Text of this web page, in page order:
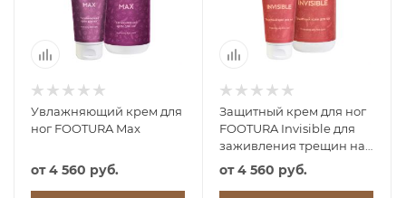
Увлажняющий крем для
ног FOOTURA Max
от4 560 руб.
Защитный крем для ног
FOOTURA Invisible для
заживления трещин на
стопе
от4 560 руб.